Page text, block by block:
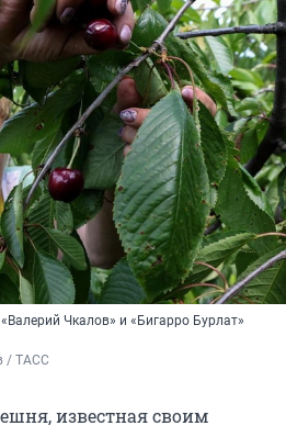
Чкалов» и «Бигарро Бурлат»
/ ТАСС
известная своим